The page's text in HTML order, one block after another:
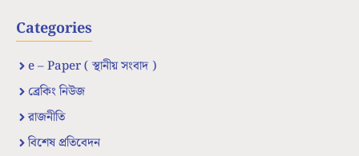
Categories
e – Paper ( স্থানীয় সংবাদ )
ব্রেকিং নিউজ
রাজনীতি
বিশেষ প্রতিবেদন